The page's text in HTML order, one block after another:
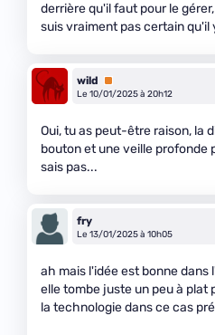
derrière qu'il faut pour le
suis vraiment pas certain
wild
Premium
Le 10/01/2025 à 20h12
Oui, tu as peut-être raison, la
bouton et une veille profonde
sais pas...
fry
Le 13/01/2025 à 10h05
ah mais l'idée est bonne dans
elle tombe juste un peu à
la technologie dans ce cas